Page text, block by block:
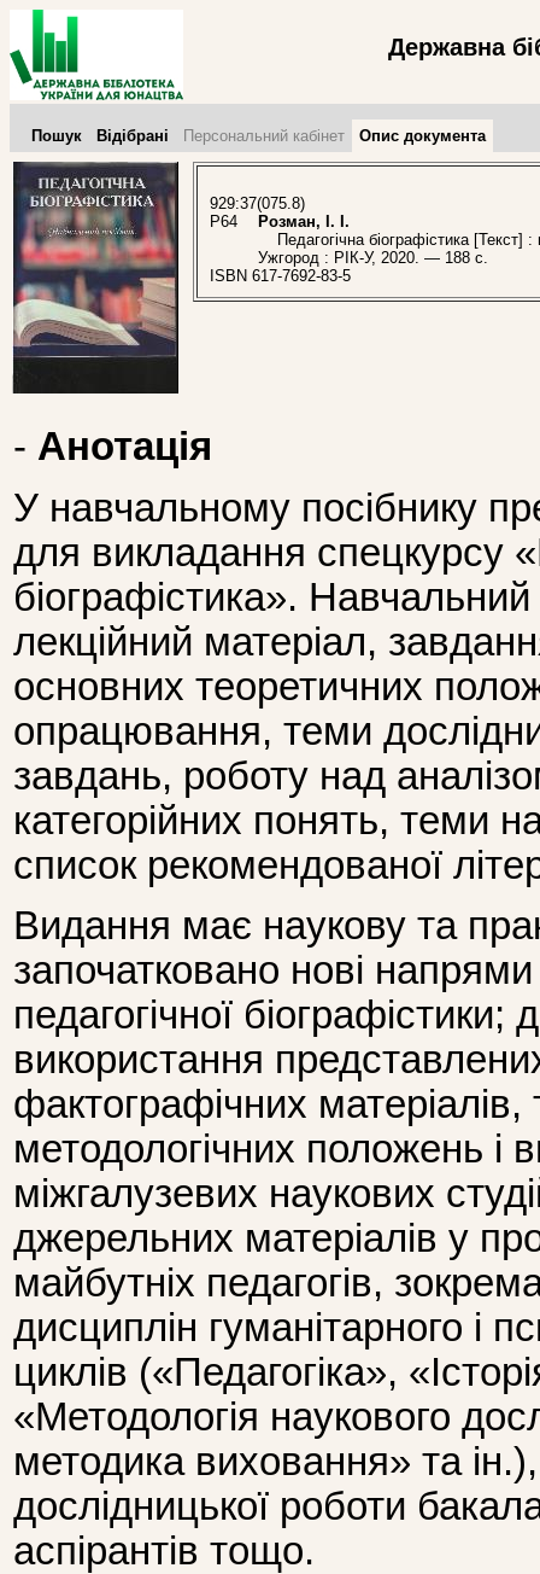
Державна
Пошук Відібрані Персональний кабінет Опис документа
929:37(075.8)
Р64
Розман, І. І.
Педагогічна біографістика [Текст]
Ужгород : РІК-У, 2020. — 188 с.
ISBN 617-7692-83-5
- Анотація
У навчальному посібнику
для викладання спецкурсу
біографістика». Навчальний
лекційний матеріал,
основних теоретичних
опрацювання, теми
завдань, роботу над
категорійних понять, теми
список рекомендованої
Видання має наукову та
започатковано нові
педагогічної
використання
фактографічних матеріалів,
методологічних положень і
міжгалузевих наукових
джерельних матеріалів у
майбутніх педагогів,
дисциплін гуманітарного і
циклів («Педагогіка»,
«Методологія наукового
методика виховання» та ін.),
дослідницької роботи
аспірантів тощо.